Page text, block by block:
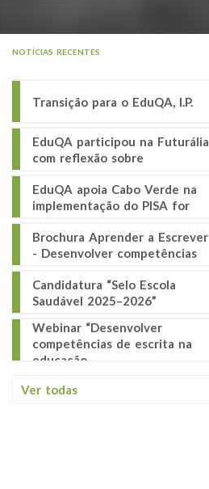
NOTÍCIAS RECENTES
Transição para o EduQA, I.P.
EduQA participou na Futurália
com reflexão sobre
EduQA apoia Cabo Verde na
implementação do PISA for
Brochura Aprender a Escrever
- Desenvolver competências
Candidatura “Selo Escola
Saudável 2025–2026”
Webinar “Desenvolver
competências de escrita na
educação
Ver todas